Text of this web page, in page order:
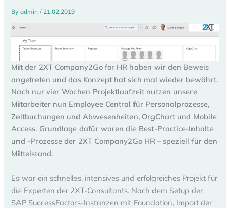
Byadmin/21.02.2019
Mit der 2XT Company2Go for HR haben wir den Beweis
angetreten und das Konzept hat sich mal wieder bewährt.
Nach nur vier Wochen Projektlaufzeit nutzen unsere
Mitarbeiter nun Employee Central für Personalprozesse,
Zeitbuchungen und Abwesenheiten, OrgChart und Mobile
Access. Grundlage dafür waren die Best-Practice-Inhalte
und -Prozesse der 2XT Company2Go HR – speziell für den
Mittelstand.
Es war ein schnelles, intensives und erfolgreiches Projekt für
die Experten der 2XT-Consultants. Nach dem Setup der
SAP SuccessFactors-Instanzen mit Foundation, Import der